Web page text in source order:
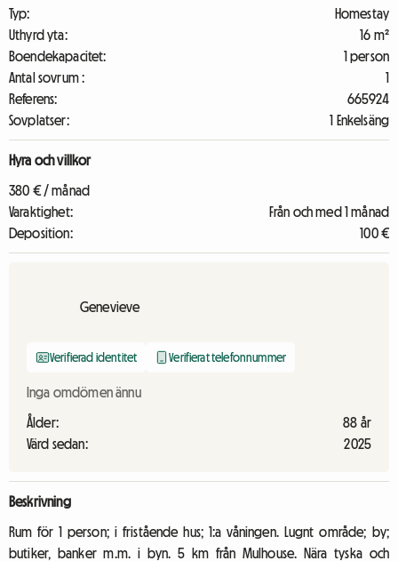
Typ:
Homestay
Uthyrd yta:
16 m²
Boendekapacitet:
1 person
Antal sovrum :
1
Referens:
665924
Sovplatser:
1 Enkelsäng
Hyra och villkor
380 € / månad
Varaktighet:
Från och med 1 månad
Deposition:
100 €
Genevieve
Verifierad identitet Verifierat telefonnummer
Inga omdömen ännu
Ålder:
88 år
Värd sedan:
2025
Beskrivning
Rum för 1 person; i fristående hus; 1:a våningen. Lugnt område; by;
butiker, banker m.m. i byn. 5 km från Mulhouse. Nära tyska och